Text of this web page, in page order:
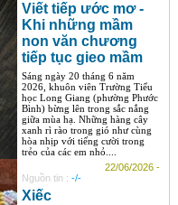
Viết tiếp ước mơ -
Khi những mầm
non văn chương
tiếp tục gieo mầm
Sáng ngày 20 tháng 6 năm
2026, khuôn viên Trường Tiểu
học Long Giang (phường Phước
Bình) bừng lên trong sắc nắng
giữa mùa hạ. Những hàng cây
xanh rì rào trong gió như cùng
hòa nhịp với tiếng cười trong
trẻo của các em nhỏ....
22/06/2026 -
Nguồn tin : -/-
Xiếc